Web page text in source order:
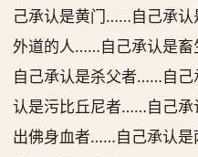
己承认是黄门……自己承
外道的人……自己承认是
自己承认是杀父者……自
认是污比丘尼者……自己
出佛身血者……自己承认是